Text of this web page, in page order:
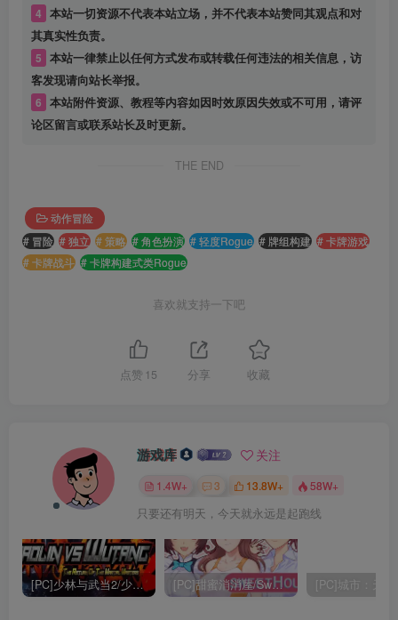
4 本站一切资源不代表本站立场，并不代表本站赞同其观点和对
其真实性负责。
5 本站一律禁止以任何方式发布或转载任何违法的相关信息，访
客发现请向站长举报。
6 本站附件资源、教程等内容如因时效原因失效或不可用，请评
论区留言或联系站长及时更新。
THE END
动作冒险
# 冒险 # 独立 # 策略 # 角色扮演 # 轻度Rogue # 牌组构建 # 卡牌游戏
# 卡牌战斗 # 卡牌构建式类Rogue
喜欢就支持一下吧
点赞 15 分享 收藏
游戏库 关注
1.4W+ 3 13.8W+ 58W+
只要还有明天，今天就永远是起跑线
[PC]少林与武当2/少林vs武当2/Shaolin vs Wutang 2 [PC]甜蜜消消屋/Sweet House